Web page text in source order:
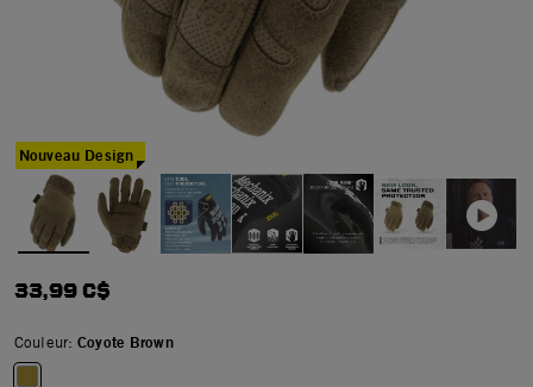
Nouveau Design
33,99 C$
Couleur:Coyote Brown